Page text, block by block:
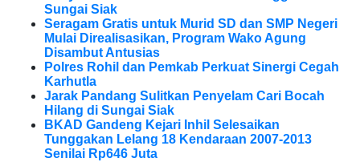
Sungai Siak
Seragam Gratis untuk Murid SD dan SMP Negeri
Mulai Direalisasikan, Program Wako Agung
Disambut Antusias
Polres Rohil dan Pemkab Perkuat Sinergi Cegah
Karhutla
Jarak Pandang Sulitkan Penyelam Cari Bocah
Hilang di Sungai Siak
BKAD Gandeng Kejari Inhil Selesaikan
Tunggakan Lelang 18 Kendaraan 2007-2013
Senilai Rp646 Juta